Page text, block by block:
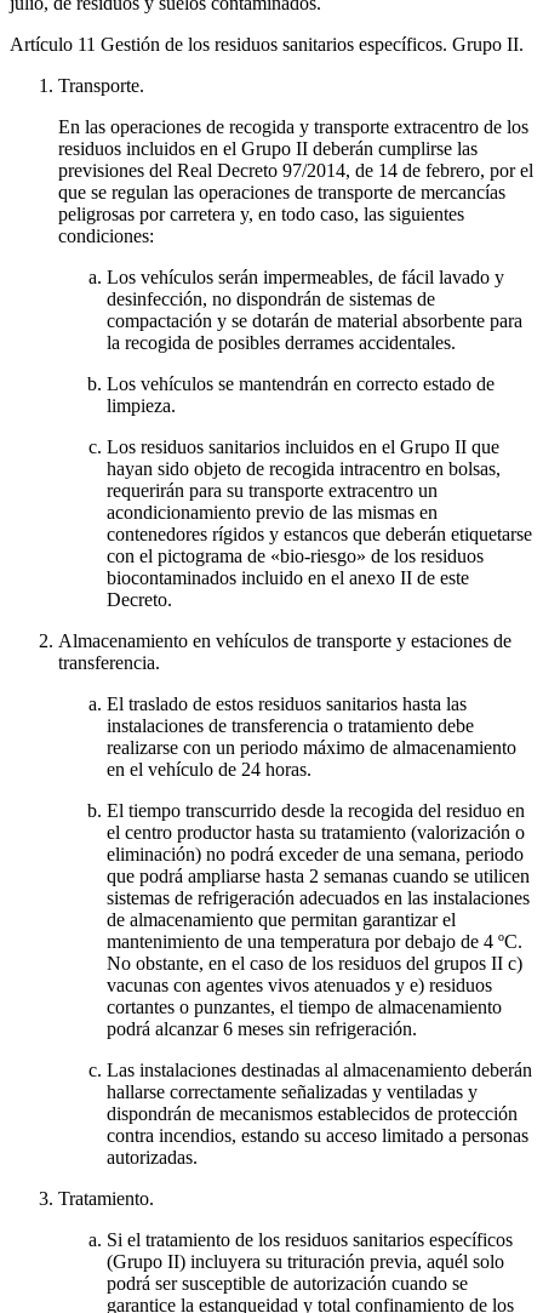
Artículo 11 Gestión de los residuos sanitarios específicos. Grupo II.
Transporte.
En las operaciones de recogida y transporte extracentro de los
residuos incluidos en el Grupo II deberán cumplirse las
previsiones del Real Decreto 97/2014, de 14 de febrero, por el
que se regulan las operaciones de transporte de mercancías
peligrosas por carretera y, en todo caso, las siguientes
condiciones:
Los vehículos serán impermeables, de fácil lavado y
desinfección, no dispondrán de sistemas de
compactación y se dotarán de material absorbente para
la recogida de posibles derrames accidentales.
Los vehículos se mantendrán en correcto estado de
limpieza.
Los residuos sanitarios incluidos en el Grupo II que
hayan sido objeto de recogida intracentro en bolsas,
requerirán para su transporte extracentro un
acondicionamiento previo de las mismas en
contenedores rígidos y estancos que deberán etiquetarse
con el pictograma de «bio-riesgo» de los residuos
biocontaminados incluido en el anexo II de este
Decreto.
Almacenamiento en vehículos de transporte y estaciones de
transferencia.
El traslado de estos residuos sanitarios hasta las
instalaciones de transferencia o tratamiento debe
realizarse con un periodo máximo de almacenamiento
en el vehículo de 24 horas.
El tiempo transcurrido desde la recogida del residuo en
el centro productor hasta su tratamiento (valorización o
eliminación) no podrá exceder de una semana, periodo
que podrá ampliarse hasta 2 semanas cuando se utilicen
sistemas de refrigeración adecuados en las instalaciones
de almacenamiento que permitan garantizar el
mantenimiento de una temperatura por debajo de 4 ºC.
No obstante, en el caso de los residuos del grupos II c)
vacunas con agentes vivos atenuados y e) residuos
cortantes o punzantes, el tiempo de almacenamiento
podrá alcanzar 6 meses sin refrigeración.
Las instalaciones destinadas al almacenamiento deberán
hallarse correctamente señalizadas y ventiladas y
dispondrán de mecanismos establecidos de protección
contra incendios, estando su acceso limitado a personas
autorizadas.
Tratamiento.
Si el tratamiento de los residuos sanitarios específicos
(Grupo II) incluyera su trituración previa, aquél solo
podrá ser susceptible de autorización cuando se
garantice la estanqueidad y total confinamiento de los